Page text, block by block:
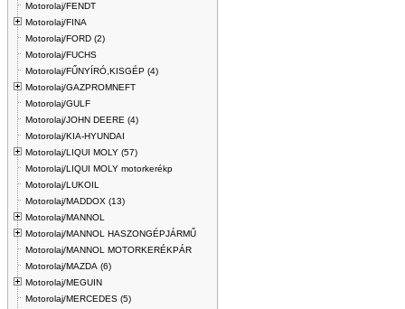
Motorolaj/FENDT
Motorolaj/FINA
Motorolaj/FORD (2)
Motorolaj/FUCHS
Motorolaj/FŰNYÍRÓ,KISGÉP (4)
Motorolaj/GAZPROMNEFT
Motorolaj/GULF
Motorolaj/JOHN DEERE (4)
Motorolaj/KIA-HYUNDAI
Motorolaj/LIQUI MOLY (57)
Motorolaj/LIQUI MOLY motorkerékp
Motorolaj/LUKOIL
Motorolaj/MADDOX (13)
Motorolaj/MANNOL
Motorolaj/MANNOL HASZONGÉPJÁRMŰ
Motorolaj/MANNOL MOTORKERÉKPÁR
Motorolaj/MAZDA (6)
Motorolaj/MEGUIN
Motorolaj/MERCEDES (5)